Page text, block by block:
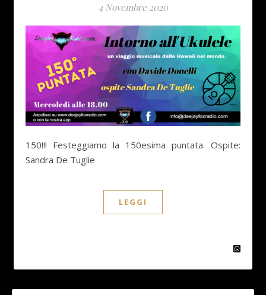
4 Novembre 2020
150!!! Festeggiamo la 150esima puntata. Ospite:
Sandra De Tuglie
LEGGI